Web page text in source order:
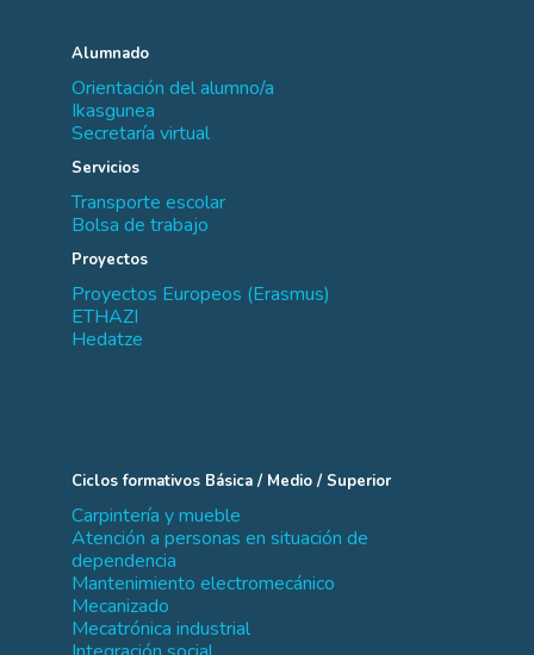
Alumnado
Orientación del alumno/a
Ikasgunea
Secretaría virtual
Servicios
Transporte escolar
Bolsa de trabajo
Proyectos
Proyectos Europeos (Erasmus)
ETHAZI
Hedatze
Ciclos formativos Básica / Medio / Superior
Carpintería y mueble
Atención a personas en situación de
dependencia
Mantenimiento electromecánico
Mecanizado
Mecatrónica industrial